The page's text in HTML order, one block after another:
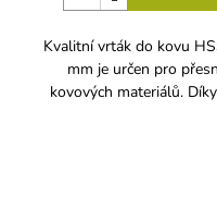
Kvalitní vrták do kovu
mm je určen pro
kovových materiálů.